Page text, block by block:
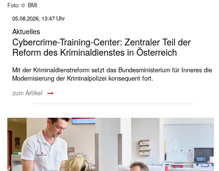
Foto: © BMI
05.08.2026, 13:47 Uhr
Aktuelles
Cybercrime-Training-Center: Zentraler Teil der
Reform des Kriminaldienstes in Österreich
Mit der Kriminaldienstreform setzt das Bundesministerium für Inneres die
Modernisierung der Kriminalpolizei konsequent fort.
zum Artikel